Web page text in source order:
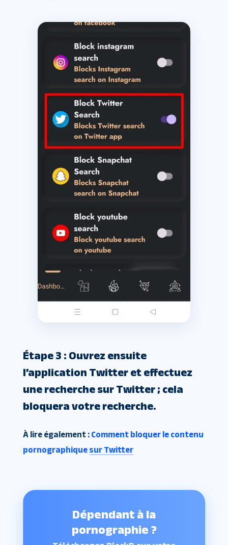
Étape 3 : Ouvrez ensuite
l’application Twitter et effectuez
une recherche sur Twitter ; cela
bloquera votre recherche.
À lire également :Comment bloquer le contenu
pornographique sur Twitter
Dépendant à la
pornographie ?